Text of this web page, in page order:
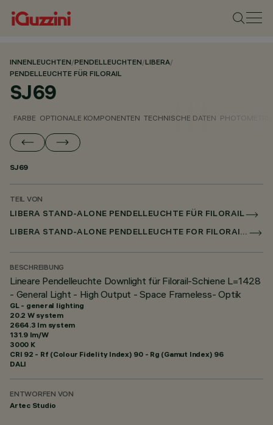
INNENLEUCHTEN/PENDELLEUCHTEN/LIBERA/
PENDELLEUCHTE FÜR FILORAIL
SJ69
FARBE OPTIONALE KOMPONENTEN TECHNISCHE DATEN
SJ69
TEIL VON
LIBERA STAND-ALONE PENDELLEUCHTE FÜR FILORAIL
LIBERA STAND-ALONE PENDELLEUCHTE FOR FILORAIL DALI POWERLINE
BESCHREIBUNG
Lineare Pendelleuchte Downlight für Filorail-Schiene L=1428
- General Light - High Output - Space Frameless- Optik
GL - general lighting
20.2 W system
2664.3 lm system
131.9 lm/W
3000 K
CRI 92 - Rf (Colour Fidelity Index) 90 - Rg (Gamut Index) 96
DALI
ENTWORFEN VON
Artec Studio